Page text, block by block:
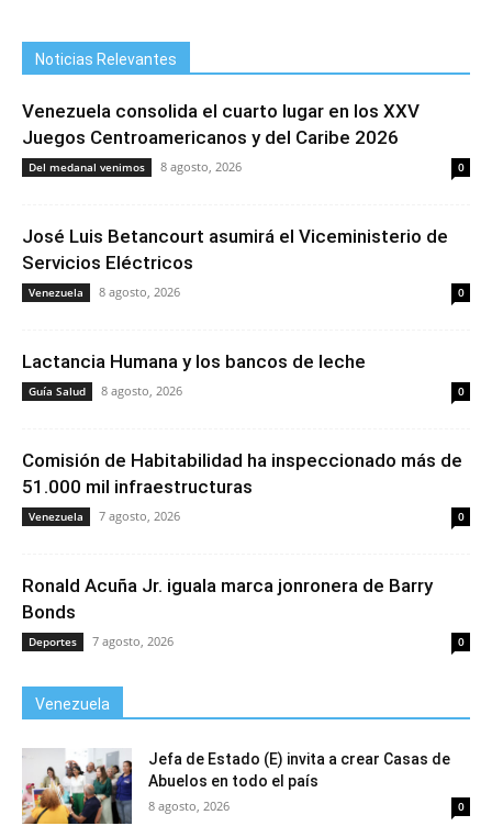
Noticias Relevantes
Venezuela consolida el cuarto lugar en los XXV
Juegos Centroamericanos y del Caribe 2026
Del medanal venimos 8 agosto, 2026 0
José Luis Betancourt asumirá el Viceministerio de
Servicios Eléctricos
Venezuela 8 agosto, 2026 0
Lactancia Humana y los bancos de leche
Guía Salud 8 agosto, 2026 0
Comisión de Habitabilidad ha inspeccionado más de
51.000 mil infraestructuras
Venezuela 7 agosto, 2026 0
Ronald Acuña Jr. iguala marca jonronera de Barry
Bonds
Deportes 7 agosto, 2026 0
Venezuela
Jefa de Estado (E) invita a crear Casas de
Abuelos en todo el país
8 agosto, 2026 0